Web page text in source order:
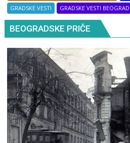
GRADSKE VESTI
GRADSKE VESTI BEOGRAD
BEOGRADSKE PRIČE